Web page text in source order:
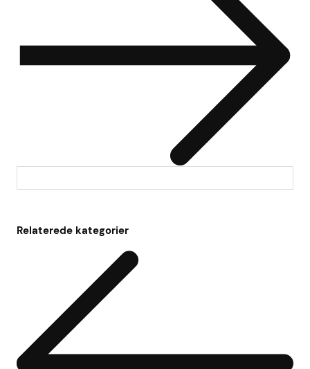
Relaterede kategorier